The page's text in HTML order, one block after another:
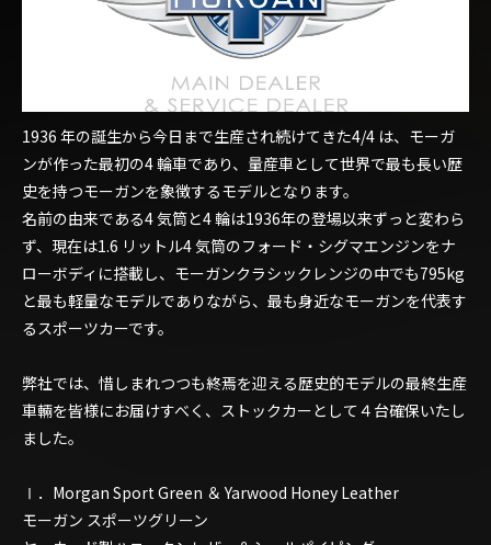
1936 年の誕生から今日まで生産され続けてきた4/4 は、モーガ
ンが作った最初の4 輪車であり、量産車として世界で最も長い歴
史を持つモーガンを象徴するモデルとなります。
名前の由来である4 気筒と4 輪は1936年の登場以来ずっと変わら
ず、現在は1.6 リットル4 気筒のフォード・シグマエンジンをナ
ローボディに搭載し、モーガンクラシックレンジの中でも795kg
と最も軽量なモデルでありながら、最も身近なモーガンを代表す
るスポーツカーです。
弊社では、惜しまれつつも終焉を迎える歴史的モデルの最終生産
車輛を皆様にお届けすべく、ストックカーとして４台確保いたし
ました。
Ⅰ．Morgan Sport Green ＆ Yarwood Honey Leather
モーガン スポーツグリーン